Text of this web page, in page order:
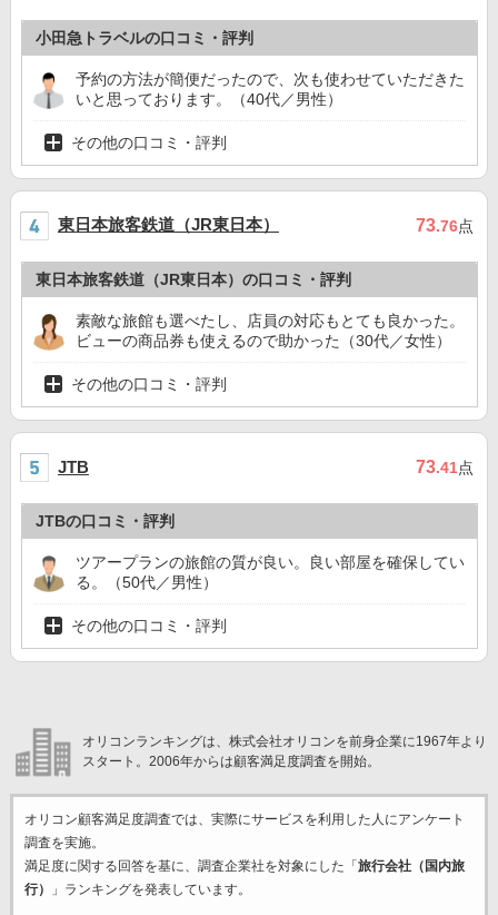
小田急トラベルの口コミ・評判
予約の方法が簡便だったので、次も使わせていただきた
いと思っております。（40代／男性）
その他の口コミ・評判
東日本旅客鉄道（JR東日本） 73.76点
東日本旅客鉄道（JR東日本）の口コミ・評判
素敵な旅館も選べたし、店員の対応もとても良かった。
ビューの商品券も使えるので助かった（30代／女性）
その他の口コミ・評判
JTB 73.41点
JTBの口コミ・評判
ツアープランの旅館の質が良い。良い部屋を確保してい
る。（50代／男性）
その他の口コミ・評判
オリコンランキングは、株式会社オリコンを前身企業に1967年より
スタート。2006年からは顧客満足度調査を開始。
オリコン顧客満足度調査では、実際にサービスを利用した 人にアンケート
調査を実施。
満足度に関する回答を基に、調査企業社を対象にした「旅行会社（国内旅
行）
」ランキングを発表しています。